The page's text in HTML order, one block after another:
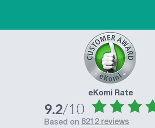
eKomi Rate
9.2/10
based on 8212 reviews